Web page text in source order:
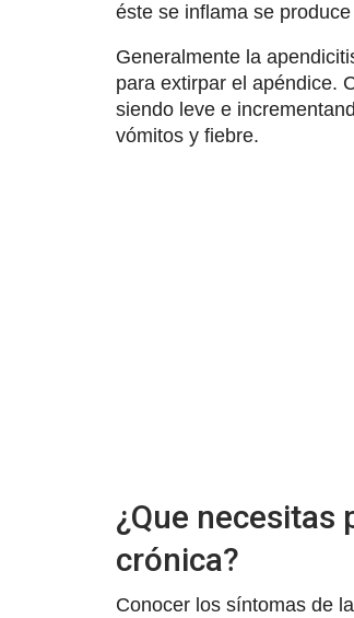
éste se inflama se
Generalmente la
para extirpar el apéndice.
siendo leve e
vómitos y fiebre.
¿Que necesitas
crónica?
Conocer los síntomas de